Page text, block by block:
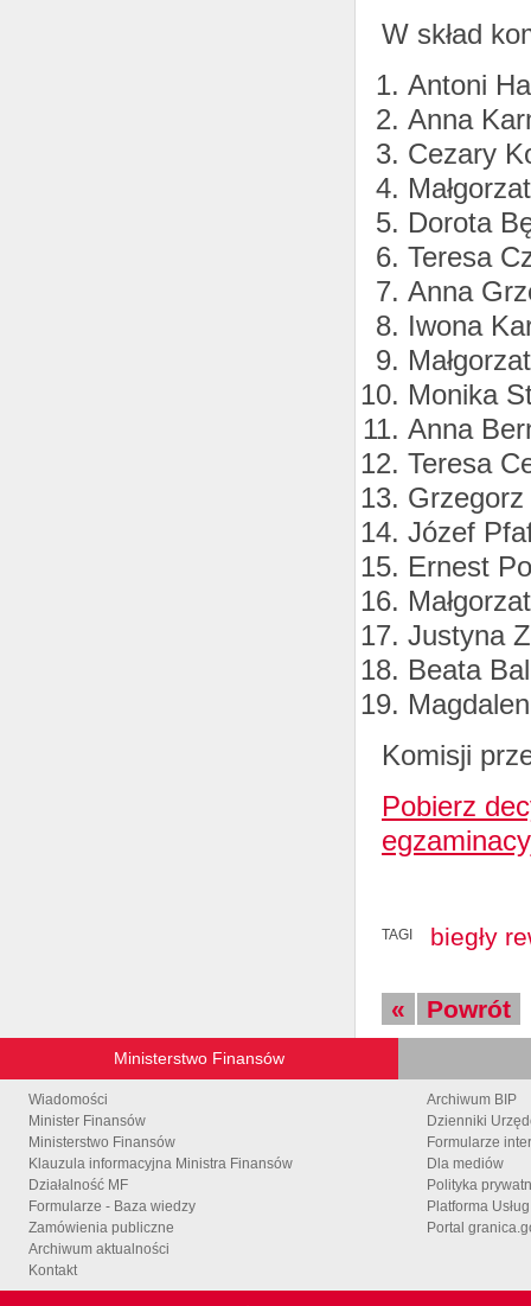
W skład
Antoni
Anna
Cezary
Dorota
Teresa
Anna
Iwona
Monika
Anna
Teresa
Grzegorz
Józef
Ernest
Justyna
Beata
Komisji
Pobierz
TAGI biegły
« Powrót
Ministerstwo Finansów
Wiadomości
Minister Finansów
Ministerstwo Finansów
Klauzula informacyjna Ministra Finansów
Działalność MF
Formularze - Baza wiedzy
Zamówienia publiczne
Archiwum aktualności
Kontakt
Archiwum BIP
Dzienniki
Formularze
Dla mediów
Polityka
Platforma
Portal